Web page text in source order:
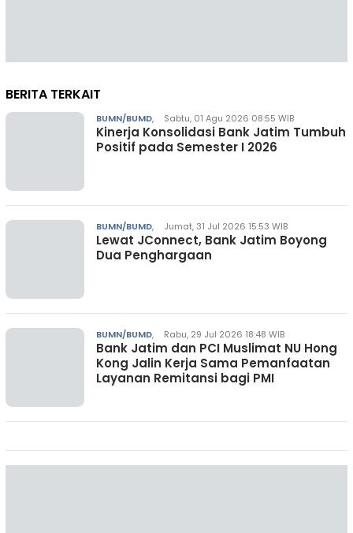
BERITA TERKAIT
BUMN/BUMD, Sabtu, 01 Agu 2026 08:55 WIB
Kinerja Konsolidasi Bank Jatim Tumbuh
Positif pada Semester I 2026
BUMN/BUMD, Jumat, 31 Jul 2026 15:53 WIB
Lewat JConnect, Bank Jatim Boyong
Dua Penghargaan
BUMN/BUMD, Rabu, 29 Jul 2026 18:48 WIB
Bank Jatim dan PCI Muslimat NU Hong
Kong Jalin Kerja Sama Pemanfaatan
Layanan Remitansi bagi PMI